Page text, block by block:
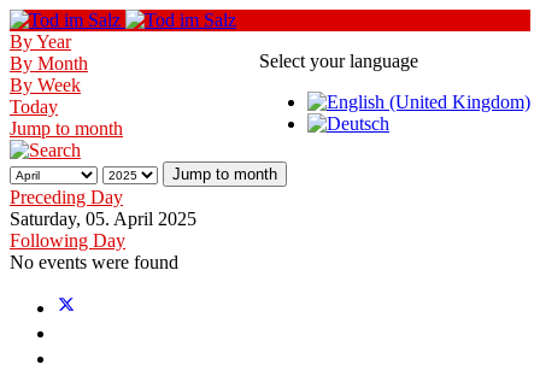
Select your language
By Year
By Month
By Week
Today
Jump to month
Jump to month
Preceding Day
Saturday, 05. April 2025
Following Day
No events were found